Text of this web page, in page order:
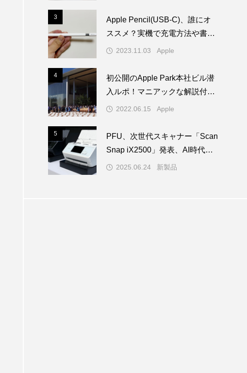
3
Apple Pencil(USB-C)、誰にオ
ススメ？実機で充電方法や書き
心地を試してみた！
2023.11.03 Apple
4
初公開のApple Park本社ビル潜
入ルポ！マニアックな解説付き
／WWDC22 ー 1/2
2022.06.15 Apple
5
PFU、次世代スキャナー「Scan
Snap iX2500」発表、AI時代の
学習を担う
2025.06.24 新製品